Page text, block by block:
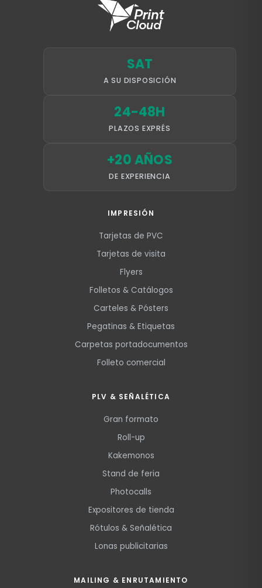
SAT
A SU DISPOSICIÓN
24-48H
PLAZOS EXPRÉS
+20 AÑOS
DE EXPERIENCIA
IMPRESIÓN
Tarjetas de PVC
Tarjetas de visita
Flyers
Folletos & Catálogos
Carteles & Pósters
Pegatinas & Etiquetas
Carpetas portadocumentos
Folleto comercial
PLV & SEÑALÉTICA
Gran formato
Roll-up
Kakemonos
Stand de feria
Photocalls
Expositores de tienda
Rótulos & Señalética
Lonas publicitarias
MAILING & ENRUTAMIENTO